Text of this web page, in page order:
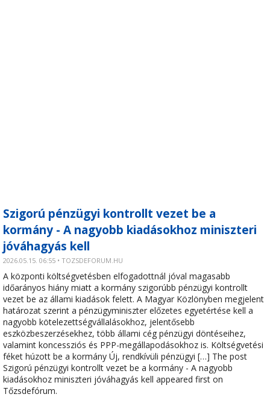
Szigorú pénzügyi kontrollt vezet be a
kormány - A nagyobb kiadásokhoz miniszteri
jóváhagyás kell
2026.05.15. 06:55 • TOZSDEFORUM.HU
A központi költségvetésben elfogadottnál jóval magasabb
időarányos hiány miatt a kormány szigorúbb pénzügyi kontrollt
vezet be az állami kiadások felett. A Magyar Közlönyben megjelent
határozat szerint a pénzügyminiszter előzetes egyetértése kell a
nagyobb kötelezettségvállalásokhoz, jelentősebb
eszközbeszerzésekhez, több állami cég pénzügyi döntéseihez,
valamint koncessziós és PPP-megállapodásokhoz is. Költségvetési
féket húzott be a kormány Új, rendkívüli pénzügyi […] The post
Szigorú pénzügyi kontrollt vezet be a kormány - A nagyobb
kiadásokhoz miniszteri jóváhagyás kell appeared first on
Tőzsdefórum.